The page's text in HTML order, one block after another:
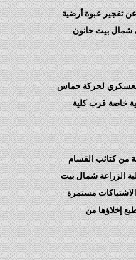
تفجير عبوة أرضية
شمال بيت حانون
العسكري لحركة حماس
خاصة قرب كلية
كتائب القسام
الزراعة شمال بيت
الاشتباكات مستمرة
لا يستطيع إخلاؤها من